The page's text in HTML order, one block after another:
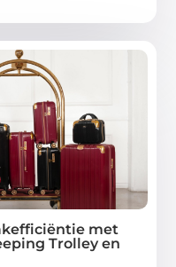
met
Trolley en